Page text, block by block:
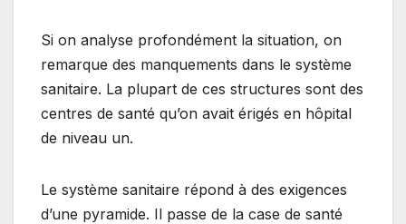
Si on analyse profondément la situation, on
remarque des manquements dans le système
sanitaire. La plupart de ces structures sont des
centres de santé qu’on avait érigés en hôpital
de niveau un.
Le système sanitaire répond à des exigences
d’une pyramide. Il passe de la case de santé